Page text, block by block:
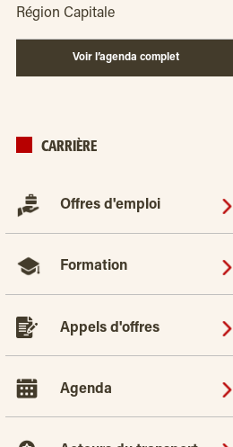
Région Capitale
Voir l’agenda complet
CARRIÈRE
Offres d'emploi
Formation
Appels d'offres
Agenda